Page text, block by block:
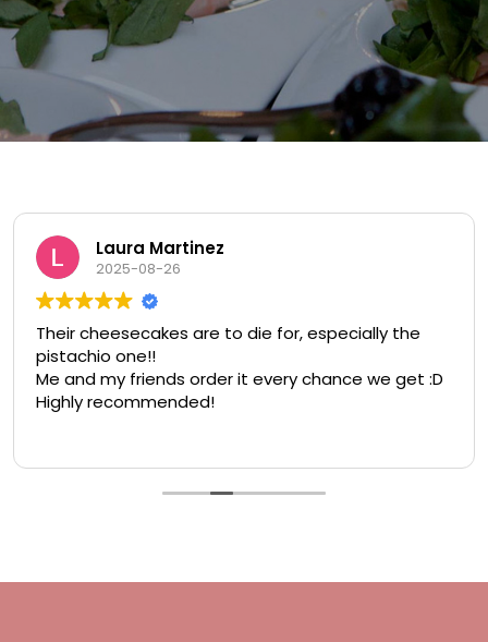
Laura Martinez
2025-08-26
Their cheesecakes are to die for, especially the
pistachio one!!
Me and my friends order it every chance we get :D
Highly recommended!